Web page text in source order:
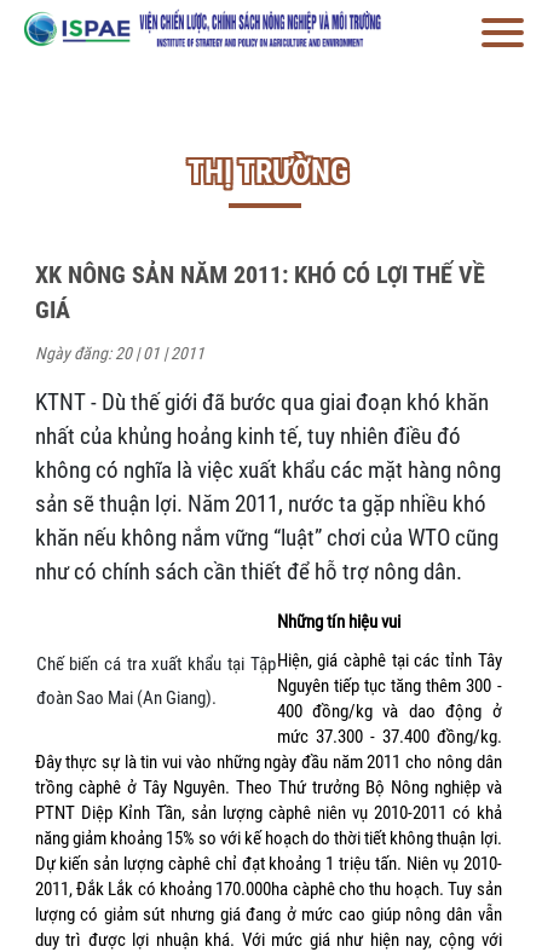
THỊ TRƯỜNG
XK NÔNG SẢN NĂM 2011: KHÓ CÓ LỢI THẾ VỀ
GIÁ
Ngày đăng: 20 | 01 | 2011
KTNT - Dù thế giới đã bước qua giai đoạn khó khăn
nhất của khủng hoảng kinh tế, tuy nhiên điều đó
không có nghĩa là việc xuất khẩu các mặt hàng nông
sản sẽ thuận lợi. Năm 2011, nước ta gặp nhiều khó
khăn nếu không nắm vững “luật” chơi của WTO cũng
như có chính sách cần thiết để hỗ trợ nông dân.
Chế biến cá tra xuất khẩu tại Tập
đoàn Sao Mai (An Giang).
Những tín hiệu vui
Hiện, giá càphê tại các tỉnh Tây
Nguyên tiếp tục tăng thêm 300 -
400 đồng/kg và dao động ở
mức 37.300 - 37.400 đồng/kg.
Đây thực sự là tin vui vào những ngày đầu năm 2011 cho nông dân
trồng càphê ở Tây Nguyên. Theo Thứ trưởng Bộ Nông nghiệp và
PTNT Diệp Kỉnh Tần, sản lượng càphê niên vụ 2010-2011 có khả
năng giảm khoảng 15% so với kế hoạch do thời tiết không thuận lợi.
Dự kiến sản lượng càphê chỉ đạt khoảng 1 triệu tấn. Niên vụ 2010-
2011, Đắk Lắk có khoảng 170.000ha càphê cho thu hoạch. Tuy sản
lượng có giảm sút nhưng giá đang ở mức cao giúp nông dân vẫn
duy trì được lợi nhuận khá. Với mức giá như hiện nay, cộng với